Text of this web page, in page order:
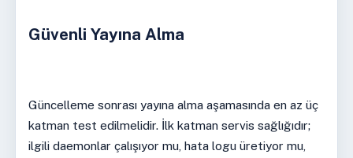
Güvenli Yayına Alma
Güncelleme sonrası yayına alma aşamasında en az üç
katman test edilmelidir. İlk katman servis sağlığıdır;
ilgili daemonlar çalışıyor mu, hata logu üretiyor mu,